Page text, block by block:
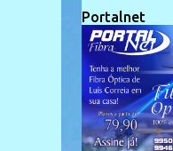
Portalnet